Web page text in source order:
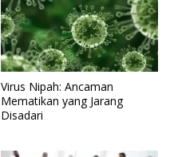
Virus Nipah: Ancaman
Mematikan yang Jarang
Disadari